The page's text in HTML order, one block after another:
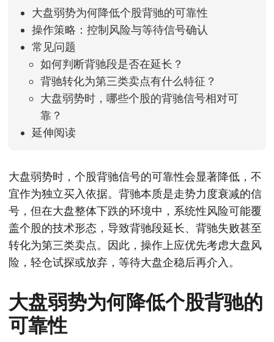
大盘弱势为何降低个股背驰的可靠性
操作策略：控制风险与等待信号确认
常见问题
如何判断背驰段是否在延长？
背驰转化为第三类卖点有什么特征？
大盘弱势时，哪些个股的背驰信号相对可
靠？
延伸阅读
大盘弱势时，个股背驰信号的可靠性会显著降低，不
宜作为独立买入依据。背驰本质是走势力度衰减的信
号，但在大盘整体下跌的环境中，系统性风险可能覆
盖个股的技术形态，导致背驰段延长、背驰失败甚至
转化为第三类卖点。因此，操作上应优先考虑大盘风
险，轻仓试探或放弃，等待大盘企稳后再介入。
大盘弱势为何降低个股背驰的
可靠性